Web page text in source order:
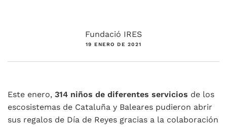
Fundació IRES
19 ENERO DE 2021
Este enero, 314 niños de diferentes servicios de los
escosistemas de Cataluña y Baleares pudieron abrir
sus regalos de Día de Reyes gracias a la colaboración